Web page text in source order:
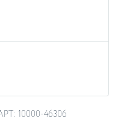
10000-46306